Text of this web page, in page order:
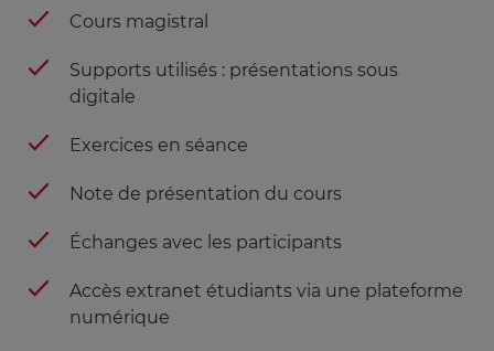
Cours magistral
Supports utilisés : présentations sous
digitale
Exercices en séance
Note de présentation du cours
Échanges avec les participants
Accès extranet étudiants via une plateforme
numérique